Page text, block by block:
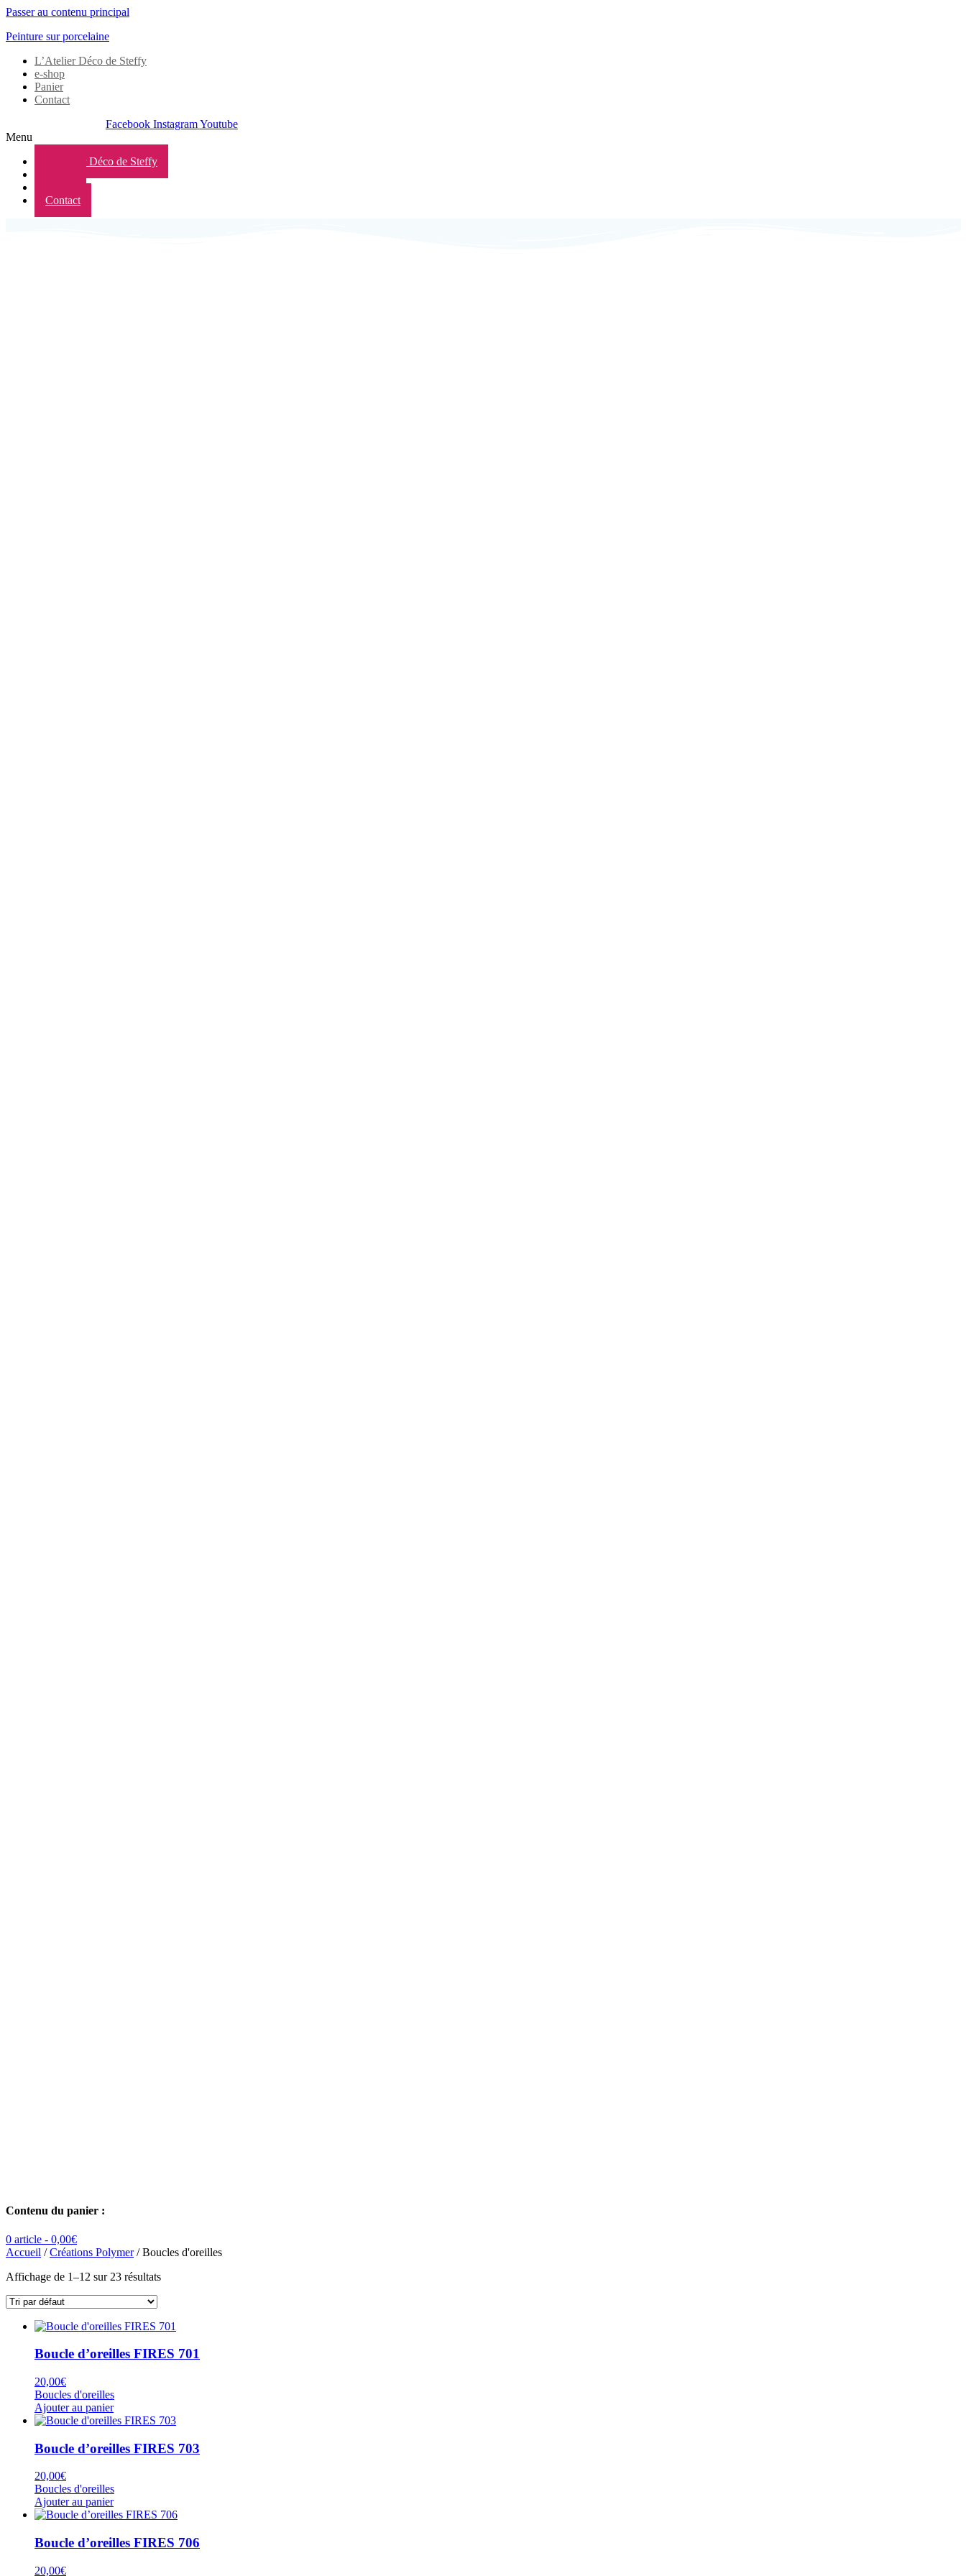
Passer au contenu principal
Peinture sur porcelaine
L’Atelier Déco de Steffy
e-shop
Panier
Contact
Facebook InstagramYoutube
Menu
L’Atelier Déco de Steffy
Contact
Contenu du panier :
0 article - 0,00€
Accueil /Créations Polymer/ Boucles d'oreilles
Affichage de 1–12 sur 23 résultats
Boucle d’oreilles FIRES 701
20,00€
Boucles d'oreilles
Ajouter au panier
Boucle d’oreilles FIRES 703
20,00€
Boucles d'oreilles
Ajouter au panier
Boucle d’oreilles FIRES 706
20,00€